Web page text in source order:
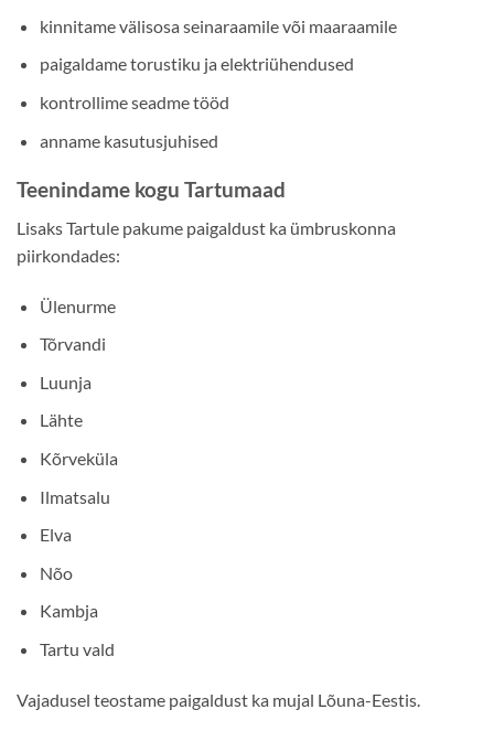
kinnitame välisosa seinaraamile või maaraamile
paigaldame torustiku ja elektriühendused
kontrollime seadme tööd
anname kasutusjuhised
Teenindame kogu Tartumaad
Lisaks Tartule pakume paigaldust ka ümbruskonna
piirkondades:
Ülenurme
Tõrvandi
Luunja
Lähte
Kõrveküla
Ilmatsalu
Elva
Nõo
Kambja
Tartu vald
Vajadusel teostame paigaldust ka mujal Lõuna-Eestis.